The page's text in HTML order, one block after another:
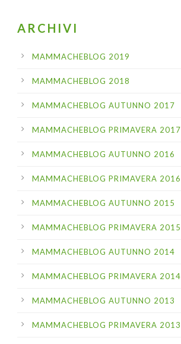
ARCHIVI
MAMMACHEBLOG 2019
MAMMACHEBLOG 2018
MAMMACHEBLOG AUTUNNO 2017
MAMMACHEBLOG PRIMAVERA 2017
MAMMACHEBLOG AUTUNNO 2016
MAMMACHEBLOG PRIMAVERA 2016
MAMMACHEBLOG AUTUNNO 2015
MAMMACHEBLOG PRIMAVERA 2015
MAMMACHEBLOG AUTUNNO 2014
MAMMACHEBLOG PRIMAVERA 2014
MAMMACHEBLOG AUTUNNO 2013
MAMMACHEBLOG PRIMAVERA 2013